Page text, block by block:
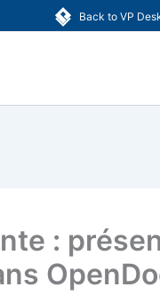
Back to VP
: